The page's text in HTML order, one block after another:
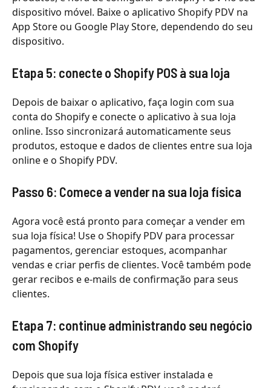
dispositivo móvel. Baixe o aplicativo Shopify PDV na
App Store ou Google Play Store, dependendo do seu
dispositivo.
Etapa 5: conecte o Shopify POS à sua loja
Depois de baixar o aplicativo, faça login com sua
conta do Shopify e conecte o aplicativo à sua loja
online. Isso sincronizará automaticamente seus
produtos, estoque e dados de clientes entre sua loja
online e o Shopify PDV.
Passo 6: Comece a vender na sua loja física
Agora você está pronto para começar a vender em
sua loja física! Use o Shopify PDV para processar
pagamentos, gerenciar estoques, acompanhar
vendas e criar perfis de clientes. Você também pode
gerar recibos e e-mails de confirmação para seus
clientes.
Etapa 7: continue administrando seu negócio
com Shopify
Depois que sua loja física estiver instalada e